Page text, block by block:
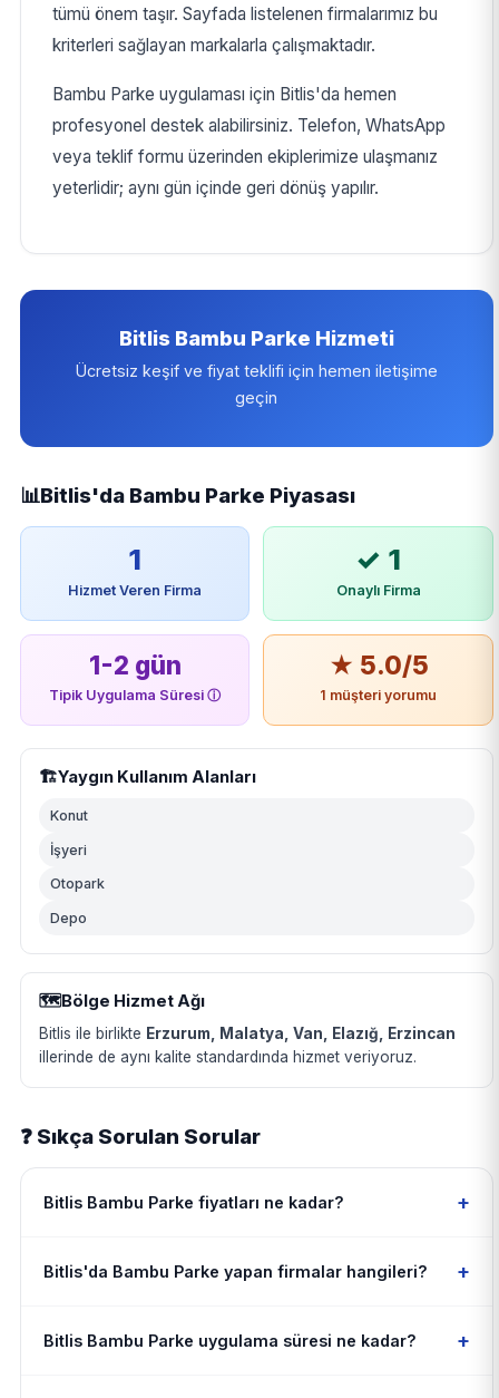
tümü önem taşır. Sayfada listelenen firmalarımız bu
kriterleri sağlayan markalarla çalışmaktadır.
Bambu Parke uygulaması için Bitlis'da hemen
profesyonel destek alabilirsiniz. Telefon, WhatsApp
veya teklif formu üzerinden ekiplerimize ulaşmanız
yeterlidir; aynı gün içinde geri dönüş yapılır.
Bitlis Bambu Parke Hizmeti
Ücretsiz keşif ve fiyat teklifi için hemen iletişime
geçin
📊Bitlis'da Bambu Parke Piyasası
1
Hizmet Veren Firma
✓ 1
Onaylı Firma
1-2 gün
Tipik Uygulama Süresiⓘ
★ 5.0/5
1 müşteri yorumu
🏗️Yaygın Kullanım Alanları
Konut
İşyeri
Otopark
Depo
🗺️Bölge Hizmet Ağı
Bitlis ile birlikte Erzurum, Malatya, Van, Elazığ, Erzincan
illerinde de aynı kalite standardında hizmet veriyoruz.
❓ Sıkça Sorulan Sorular
Bitlis Bambu Parke fiyatları ne kadar? +
Bitlis'da Bambu Parke yapan firmalar hangileri? +
Bitlis Bambu Parke uygulama süresi ne kadar? +